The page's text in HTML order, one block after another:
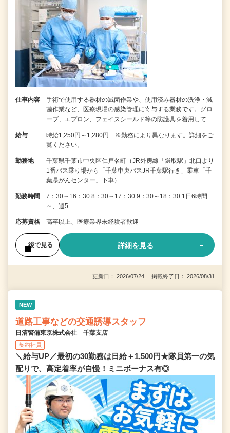
仕事内容
手術で使用する器材の滅菌作業や、使用済み器材の洗浄・滅
菌作業など、医療現場の感染管理に寄与する業務です。グロ
ーブ、エプロン、フェイスシールド等の防護具を着用して…
給与
時給1,250円～1,280円 ※勤務により異なります。詳細をご
覧ください。
勤務地
千葉県千葉市中央区仁戸名町（JR外房線「鎌取駅」北口より
1番バス乗り場から「千葉中央バスJR千葉駅行き」乗車「千
葉県がんセンター」下車）
勤務時間
7：30～16：30 8：30～17：30 9：30～18：30 1日6時間
～、週5…
応募資格 高卒以上、医療業界未経験者歓迎
後で見る 詳細を見る
更新日： 2026/07/24 掲載終了日： 2026/08/31
NEW
道路工事などの交通誘導スタッフ
日清警備東京株式会社 千葉支店
契約社員
＼給与UP／最初の30勤務は日給＋1,500円★隊員第一の気
配りで、高定着率が自慢！ミニボーナス有◎